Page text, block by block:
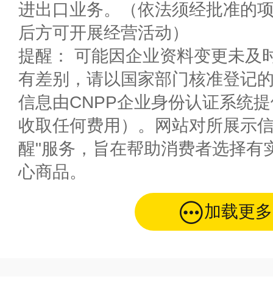
进出口业务。（依法须经批准的
后方可开展经营活动）
提醒： 可能因企业资料变更未及
有差别，请以国家部门核准登记
信息由CNPP企业身份认证系统
收取任何费用）。网站对所展示
醒"服务，旨在帮助消费者选择有
心商品。
加载更多